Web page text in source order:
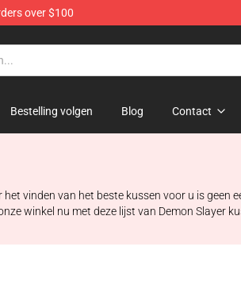
over $100
Bestelling volgen Blog Contact
vinden van het beste kussen voor u is geen
winkel nu met deze lijst van Demon Slayer